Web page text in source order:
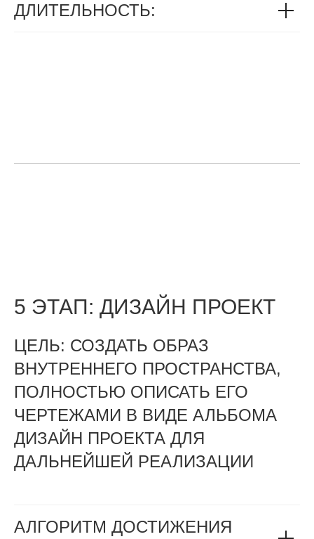
ДЛИТЕЛЬНОСТЬ:
5 ЭТАП: ДИЗАЙН ПРОЕКТ
ЦЕЛЬ: СОЗДАТЬ ОБРАЗ
ВНУТРЕННЕГО ПРОСТРАНСТВА,
ПОЛНОСТЬЮ ОПИСАТЬ ЕГО
ЧЕРТЕЖАМИ В ВИДЕ АЛЬБОМА
ДИЗАЙН ПРОЕКТА ДЛЯ
ДАЛЬНЕЙШЕЙ РЕАЛИЗАЦИИ
АЛГОРИТМ ДОСТИЖЕНИЯ